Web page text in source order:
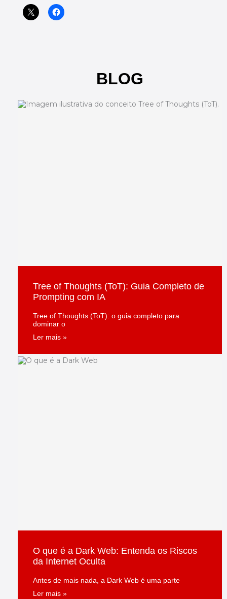
BLOG
Tree of Thoughts (ToT): Guia Completo de
Prompting com IA
Tree of Thoughts (ToT): o guia completo para
dominar o
Ler mais »
O que é a Dark Web: Entenda os Riscos
da Internet Oculta
Antes de mais nada, a Dark Web é uma parte
Ler mais »